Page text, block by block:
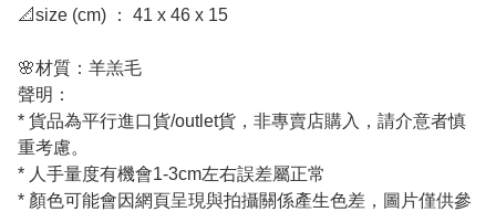
📐size (cm) ： 41 x 46 x 15
🌸材質：羊羔毛
聲明：
* 貨品為平行進口貨/outlet貨，非專賣店購入，請介意者慎
重考慮。
* 人手量度有機會1-3cm左右誤差屬正常
* 顏色可能會因網頁呈現與拍攝關係產生色差，圖片僅供參